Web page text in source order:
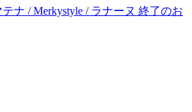
テナ / Merkystyle / ラナーヌ 終了のお